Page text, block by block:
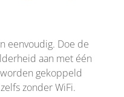
eenvoudig. Doe de
aan met één
gekoppeld
zonder WiFi.